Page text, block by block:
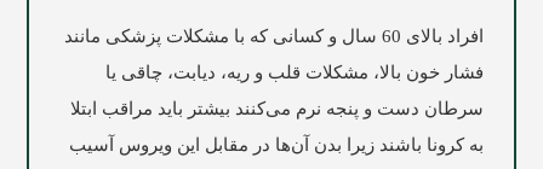
افراد بالای 60 سال و کسانی که با مشکلات پزشکی مانند
فشار خون بالا، مشکلات قلب و ریه، دیابت، چاقی یا
سرطان دست و پنجه نرم می‌کنند بیشتر باید مراقب ابتلا
به کرونا باشند زیرا بدن آن‌ها در مقابل این ویروس آسیب